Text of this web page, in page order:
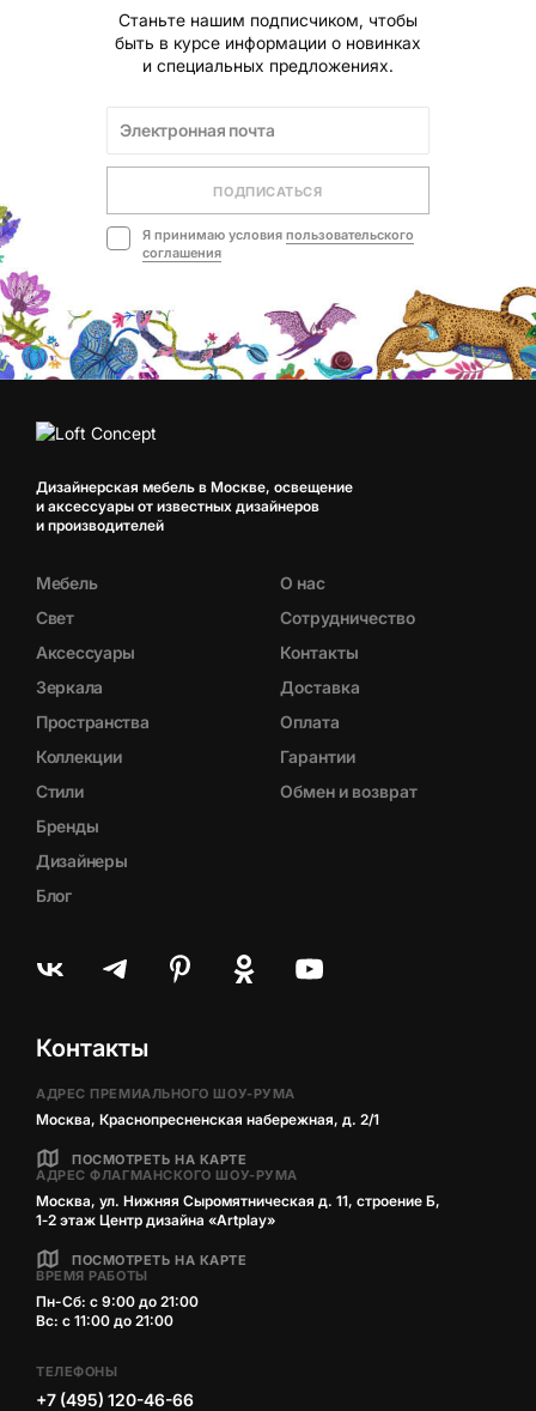
Станьте нашим подписчиком, чтобы
быть в курсе информации о новинках
и специальных предложениях.
ПОДПИСАТЬСЯ
Я принимаю условия пользовательского
соглашения
Дизайнерская мебель в Москве, освещение
и аксессуары от известных дизайнеров
и производителей
Мебель
Свет
Аксессуары
Зеркала
Пространства
Коллекции
Стили
Бренды
Дизайнеры
Блог
О нас
Сотрудничество
Контакты
Доставка
Оплата
Гарантии
Обмен и возврат
Контакты
АДРЕС ПРЕМИАЛЬНОГО ШОУ-РУМА
Москва, Краснопресненская набережная, д. 2/1
ПОСМОТРЕТЬ НА КАРТЕ
АДРЕС ФЛАГМАНСКОГО ШОУ-РУМА
Москва, ул. Нижняя Сыромятническая д. 11, строение Б,
1‑2 этаж Центр дизайна «Artplay»
ПОСМОТРЕТЬ НА КАРТЕ
ВРЕМЯ РАБОТЫ
Пн-Сб: с 9:00 до 21:00
Вс: с 11:00 до 21:00
ТЕЛЕФОНЫ
+7 (495) 120-46-66